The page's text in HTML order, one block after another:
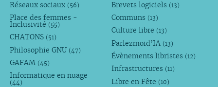
Réseaux sociaux (56)
Place des femmes -
Inclusivité (55)
CHATONS (51)
Philosophie GNU (47)
GAFAM (45)
Informatique en nuage
(44)
Brevets logiciels (13)
Communs (13)
Culture libre (13)
Parlezmoid’IA (13)
Évènements libristes (12)
Infrastructures (11)
Libre en Fête (10)